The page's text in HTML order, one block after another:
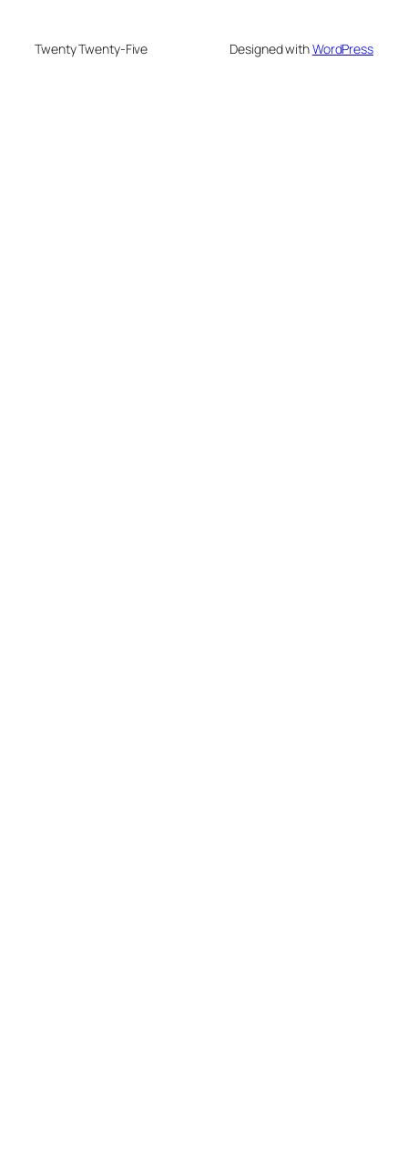
Twenty Twenty-Five Designed withWordPress